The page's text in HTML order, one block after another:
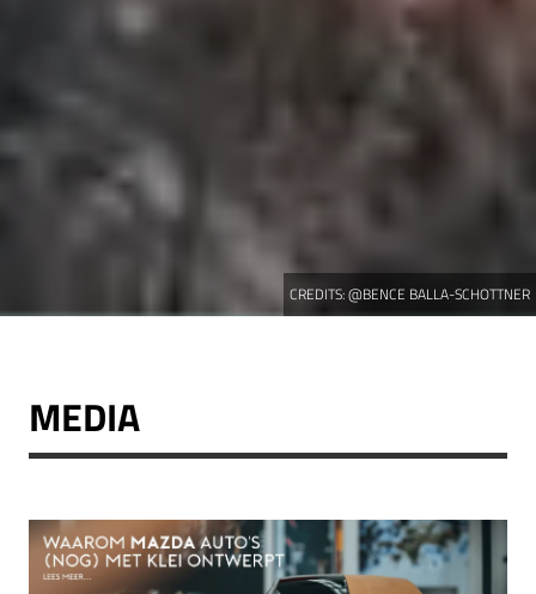
CREDITS:@BENCE BALLA-SCHOTTNER
MEDIA